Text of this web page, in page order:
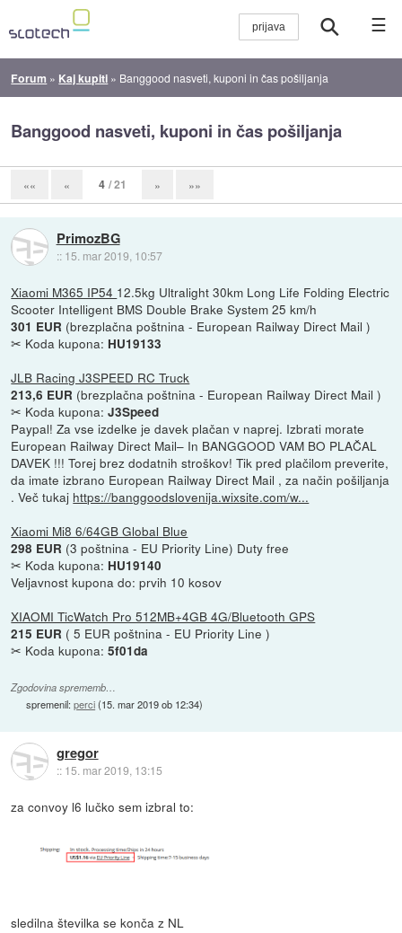
☰
Forum » Kaj kupiti » Banggood nasveti, kuponi in čas pošiljanja
Banggood nasveti, kuponi in čas pošiljanja
«« « 4 / 21 » »»
PrimozBG
:: 15. mar 2019, 10:57
Xiaomi M365 IP54 12.5kg Ultralight 30km Long Life Folding Electric
Scooter Intelligent BMS Double Brake System 25 km/h
301 EUR (brezplačna poštnina - European Railway Direct Mail )
✂ Koda kupona: HU19133
JLB Racing J3SPEED RC Truck
213,6 EUR (brezplačna poštnina - European Railway Direct Mail )
✂ Koda kupona:J3Speed
Paypal! Za vse izdelke je davek plačan v naprej. Izbrati morate
European Railway Direct Mail– In BANGGOOD VAM BO PLAČAL
DAVEK !!! Torej brez dodatnih stroškov! Tik pred plačilom preverite,
da imate izbrano European Railway Direct Mail , za način pošiljanja
. Več tukaj https://banggoodslovenija.wixsite.com/w...
Xiaomi Mi8 6/64GB Global Blue
298 EUR (3 poštnina - EU Priority Line) Duty free
✂ Koda kupona: HU19140
Veljavnost kupona do: prvih 10 kosov
XIAOMI TicWatch Pro 512MB+4GB 4G/Bluetooth GPS
215 EUR ( 5 EUR poštnina - EU Priority Line )
✂ Koda kupona:5f01da
Zgodovina sprememb…
spremenil:perci(15. mar 2019 ob 12:34)
gregor
:: 15. mar 2019, 13:15
za convoy l6 lučko sem izbral to:
sledilna številka se konča z NL